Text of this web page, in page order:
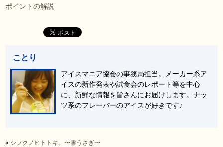
ポイントの解説
ことり
アイスマニア協会の事務局担当。メーカー系ア
イスの新作発表や試食会のレポート等を中心
に、新鮮な情報を皆さんにお届けします。ナッ
ツ系のフレーバーのアイスが好きです♪
« シフクノヒトトキ。〜雪うさぎ〜